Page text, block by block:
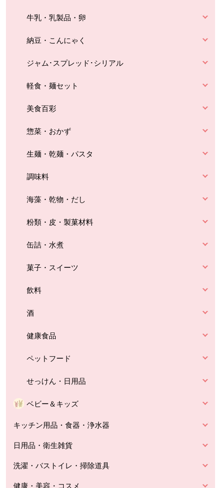
牛乳・乳製品・卵
納豆・こんにゃく
ジャム･スプレッド･シリアル
軽食・麺セット
美食百彩
惣菜・おかず
生麺・乾麺・パスタ
調味料
海藻・乾物・だし
粉類・皮・製菓材料
缶詰・水煮
菓子・スイーツ
飲料
酒
健康食品
ペットフード
せっけん・日用品
ベビー＆キッズ
キッチン用品・食器・浄水器
日用品・衛生雑貨
洗濯・バストイレ・掃除道具
健康・美容・コスメ